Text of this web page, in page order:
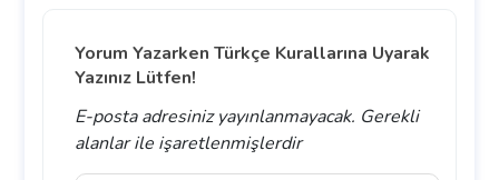
Yorum Yazarken Türkçe Kurallarına Uyarak
Yazınız Lütfen!
E-posta adresiniz yayınlanmayacak. Gerekli
alanlarile işaretlenmişlerdir